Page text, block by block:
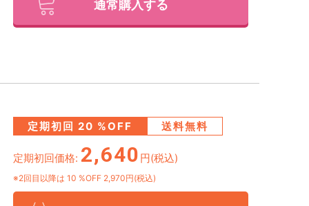
通常購入する
定期初回 20 %OFF 送料無料
定期初回価格: 2,640 円(税込)
※2回目以降は 10 %OFF 2,970円(税込)